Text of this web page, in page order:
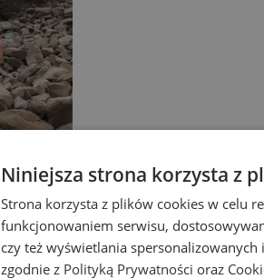
Niniejsza strona korzysta z
Strona korzysta z plików cookies w celu
funkcjonowaniem serwisu,
czy też wyświetlania
zgodnie z Polityką Prywatności oraz